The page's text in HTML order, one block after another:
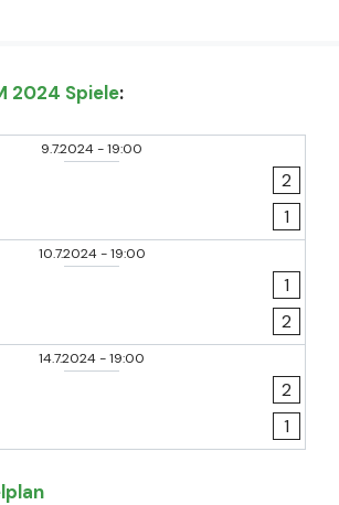
2024 Spiele:
9.7.2024-19:00
2
1
10.7.2024-19:00
1
2
14.7.2024-19:00
2
1